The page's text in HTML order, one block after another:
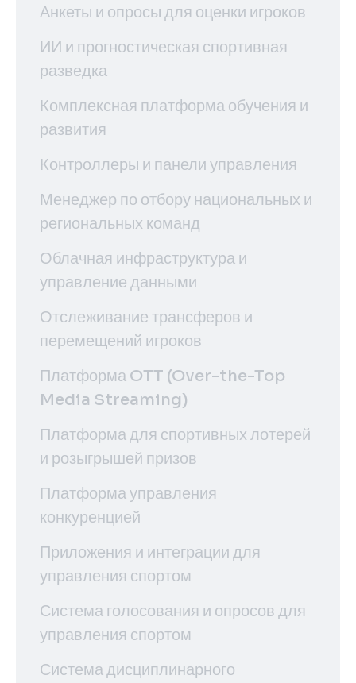
Анкеты и опросы для оценки игроков
ИИ и прогностическая спортивная
разведка
Комплексная платформа обучения и
развития
Контроллеры и панели управления
Менеджер по отбору национальных и
региональных команд
Облачная инфраструктура и
управление данными
Отслеживание трансферов и
перемещений игроков
Платформа OTT (Over-the-Top
Media Streaming)
Платформа для спортивных лотерей
и розыгрышей призов
Платформа управления
конкуренцией
Приложения и интеграции для
управления спортом
Система голосования и опросов для
управления спортом
Система дисциплинарного